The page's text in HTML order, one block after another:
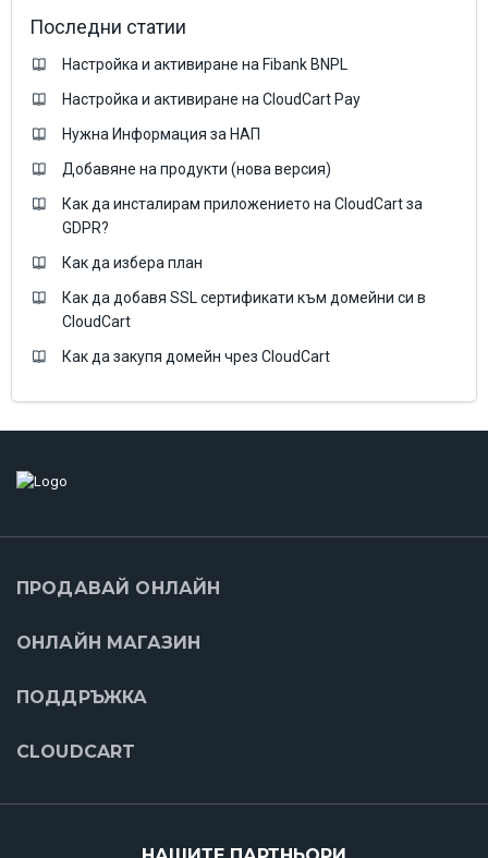
Последни статии
Настройка и активиране на Fibank BNPL
Настройка и активиране на CloudCart Pay
Нужна Информация за НАП
Добавяне на продукти (нова версия)
Как да инсталирам приложението на CloudCart за
GDPR?
Как да избера план
Как да добавя SSL сертификати към домейни си в
CloudCart
Как да закупя домейн чрез CloudCart
ПРОДАВАЙ ОНЛАЙН
ОНЛАЙН МАГАЗИН
ПОДДРЪЖКА
CLOUDCART